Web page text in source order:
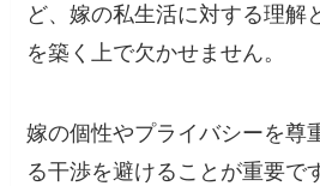
ど、嫁の私生活に対する理解
を築く上で欠かせません。
嫁の個性やプライバシーを尊
る干渉を避けることが重要で